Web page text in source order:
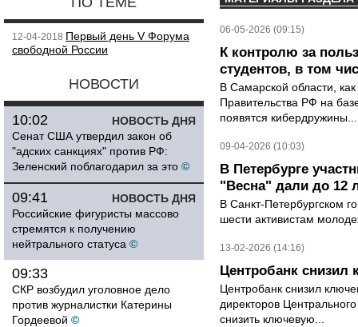
12-04-2018 Первый день V Форума
свободной России
НОВОСТИ
НОВОСТЬ ДНЯ
10:02
Сенат США утвердил закон об
"адских санкциях" против РФ:
Зеленский поблагодарил за это ©
НОВОСТЬ ДНЯ
09:41
Российские фигуристы массово
стремятся к получению
нейтрального статуса ©
09:33
СКР возбудил уголовное дело
против журналистки Катерины
Гордеевой ©
06-05-2026 (09:15)
К контролю за
студентов, в том
В Самарской области,
Правительства РФ на
появятся кибердружины...
09-04-2026 (10:03)
В Петербурге
"Весна" дали до 12
В Санкт-Петербургском
шести активистам
13-02-2026 (14:16)
Центробанк снизил
Центробанк снизил
директоров
снизить ключевую...